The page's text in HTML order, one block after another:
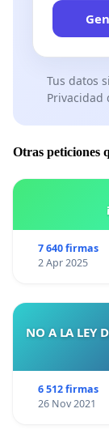
Tus datos
Privacidad
Otras peticiones
7 640 firmas
2 Apr 2025
NO A LA LEY
6 512 firmas
26 Nov 2021